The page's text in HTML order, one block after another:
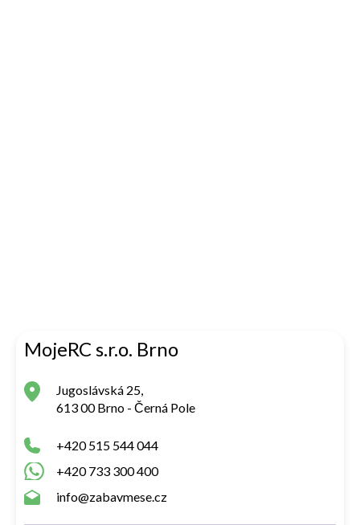
MojeRC s.r.o. Brno
Jugoslávská 25,
613 00 Brno - Černá Pole
+420 515 544 044
+420 733 300 400
info@zabavmese.cz